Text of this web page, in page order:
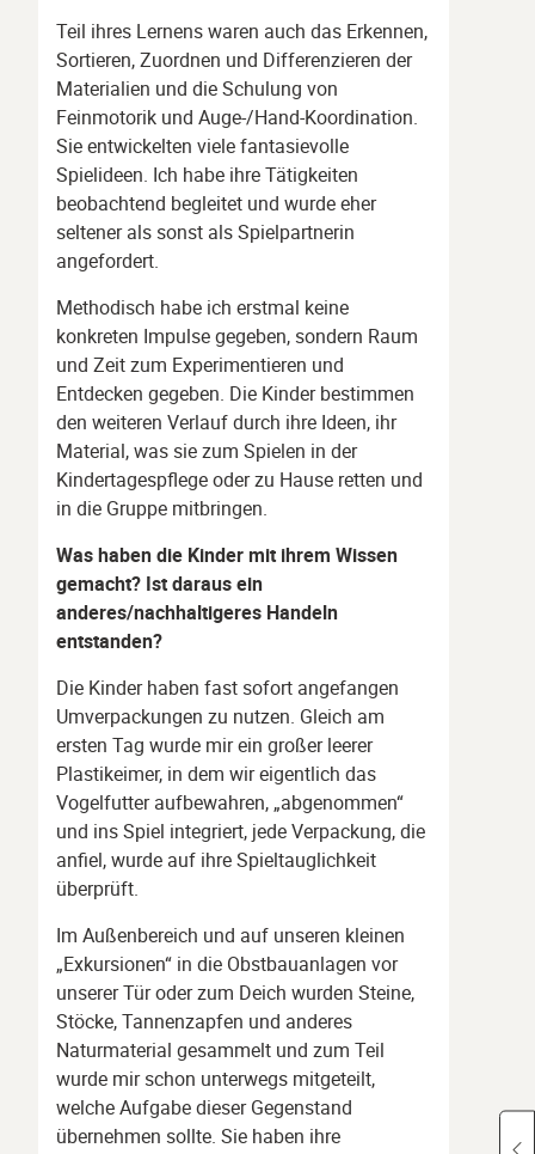
Teil ihres Lernens waren auch das Erkennen,
Sortieren, Zuordnen und Differenzieren der
Materialien und die Schulung von
Feinmotorik und Auge-/Hand-Koordination.
Sie entwickelten viele fantasievolle
Spielideen. Ich habe ihre Tätigkeiten
beobachtend begleitet und wurde eher
seltener als sonst als Spielpartnerin
angefordert.
Methodisch habe ich erstmal keine
konkreten Impulse gegeben, sondern Raum
und Zeit zum Experimentieren und
Entdecken gegeben. Die Kinder bestimmen
den weiteren Verlauf durch ihre Ideen, ihr
Material, was sie zum Spielen in der
Kindertagespflege oder zu Hause retten und
in die Gruppe mitbringen.
Was haben die Kinder mit ihrem Wissen
gemacht? Ist daraus ein
anderes/nachhaltigeres Handeln
entstanden?
Die Kinder haben fast sofort angefangen
Umverpackungen zu nutzen. Gleich am
ersten Tag wurde mir ein großer leerer
Plastikeimer, in dem wir eigentlich das
Vogelfutter aufbewahren, „abgenommen“
und ins Spiel integriert, jede Verpackung, die
anfiel, wurde auf ihre Spieltauglichkeit
überprüft.
Im Außenbereich und auf unseren kleinen
„Exkursionen“ in die Obstbauanlagen vor
unserer Tür oder zum Deich wurden Steine,
Stöcke, Tannenzapfen und anderes
Naturmaterial gesammelt und zum Teil
wurde mir schon unterwegs mitgeteilt,
welche Aufgabe dieser Gegenstand
übernehmen sollte. Sie haben ihre